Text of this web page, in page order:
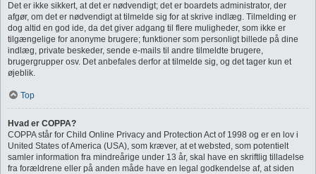
Det er ikke sikkert, at det er nødvendigt; det er boardets administrator, der
afgør, om det er nødvendigt at tilmelde sig for at skrive indlæg. Tilmelding er
dog altid en god ide, da det giver adgang til flere muligheder, som ikke er
tilgængelige for anonyme brugere; funktioner som personligt billede på dine
indlæg, private beskeder, sende e-mails til andre tilmeldte brugere,
brugergrupper osv. Det anbefales derfor at tilmelde sig, og det tager kun et
øjeblik.
Top
Hvad er COPPA?
COPPA står for Child Online Privacy and Protection Act of 1998 og er en lov i
United States of America (USA), som kræver, at et websted, som potentielt
samler information fra mindreårige under 13 år, skal have en skriftlig tilladelse
fra forældrene eller på anden måde have en legal godkendelse af, at siden